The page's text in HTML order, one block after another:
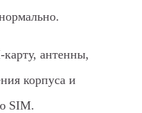
антенны,
корпуса и
SIM.